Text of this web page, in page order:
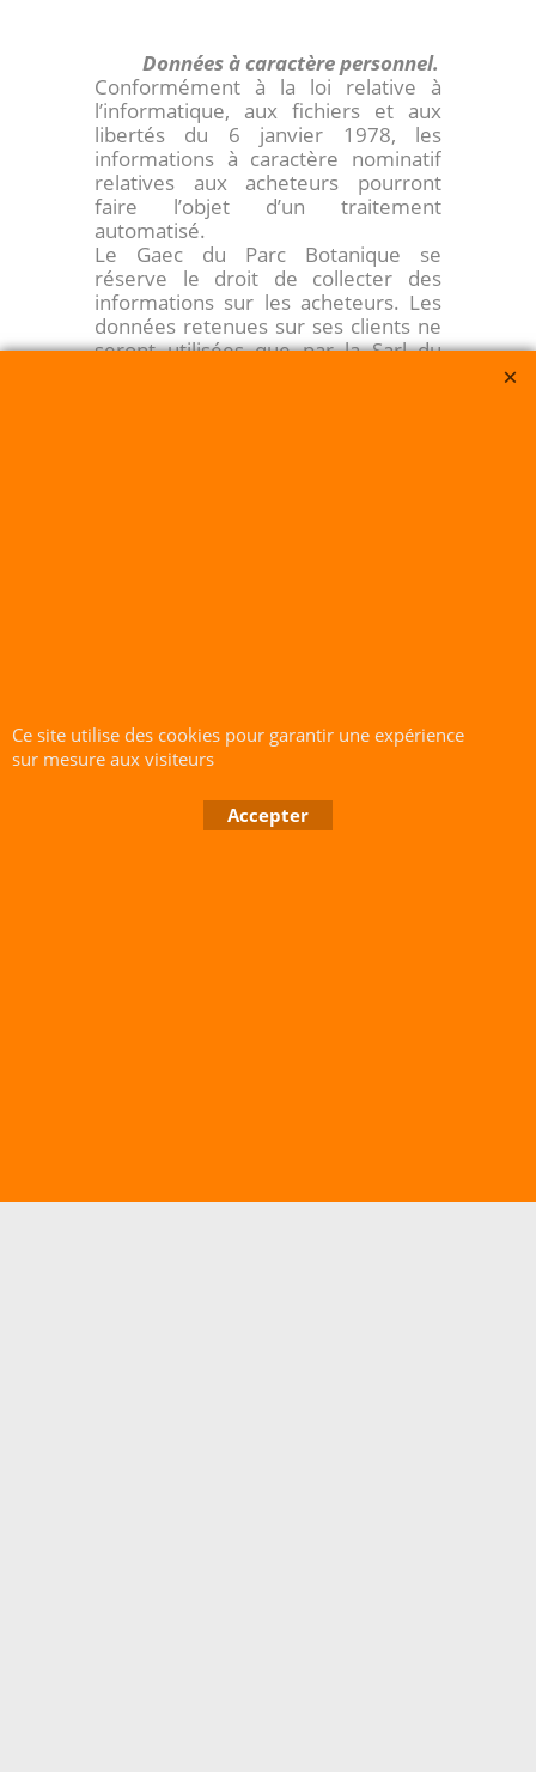
Données à caractère personnel.
Conformément à la loi relative à
l’informatique, aux fichiers et aux
libertés du 6 janvier 1978, les
informations à caractère nominatif
relatives aux acheteurs pourront
faire l’objet d’un traitement
automatisé.
Le Gaec du Parc Botanique se
réserve le droit de collecter des
informations sur les acheteurs. Les
données retenues sur ses clients ne
seront utilisées que par la Sarl du
Règlement des litiges: Les
présentes conditions de vente
en ligne sont soumises à la loi
française.
Ce site utilise des cookies pour garantir une expérience
sur mesure aux visiteurs
Accepter